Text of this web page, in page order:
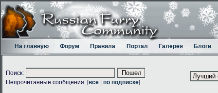
На главную Форум Правила Портал Галерея Блоги
Поиск:
Непрочитанные сообщения: [все по подписке]